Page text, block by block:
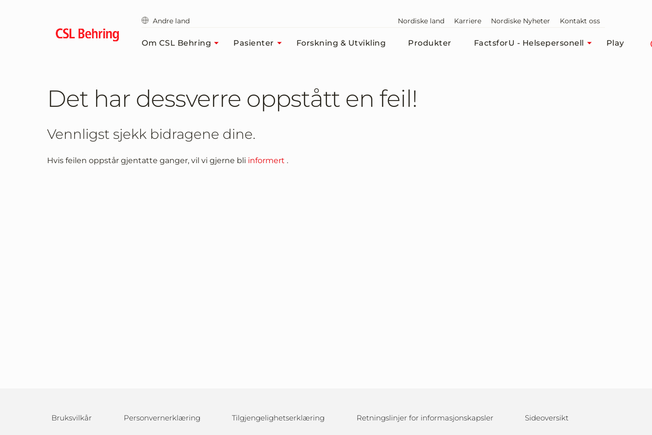
Andre land Nordiske land Karriere Nordiske Nyheter Kontakt oss
Om CSL Behring Pasienter Forskning & Utvikling Produkter FactsforU - Helsepersonell Play
Det har dessverre oppstått en feil!
Vennligst sjekk bidragene dine.
Hvis feilen oppstår gjentatte ganger, vil vi gjerne bli informert .
Bruksvilkår Personvernerklæring Tilgjengelighetserklæring Retningslinjer for informasjonskapsler Sideoversikt